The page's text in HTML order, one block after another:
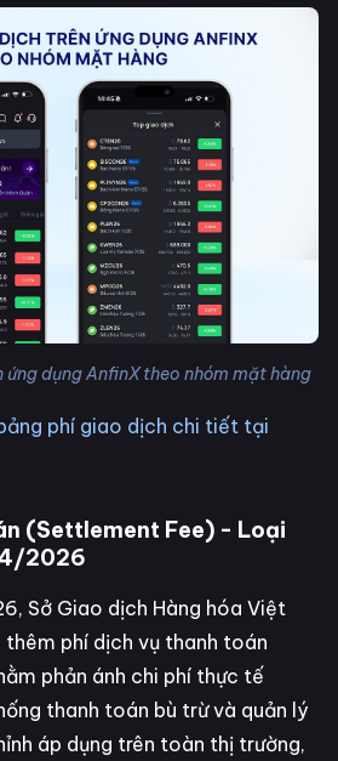
dụng AnfinX theo nhóm mặt hàng
phí giao dịch chi tiết tại
(Settlement Fee) - Loại
2026
Sở Giao dịch Hàng hóa Việt
thêm phí dịch vụ thanh toán
phản ánh chi phí thực tế
thanh toán bù trừ và quản lý
áp dụng trên toàn thị trường,